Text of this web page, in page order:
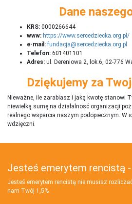
Dane
KRS: 0000266644
www: https://www.sercedziecka.org.pl/
e-mail: fundacja@sercedziecka.org.pl
Telefon: 601401101
Adres: ul. Dereniowa 2, lok.6, 02-776
Dziękujemy za
Nieważne, ile zarabiasz i jaką kwotę stanowi
niewielką sumę na działalnosć organizacji
realnego wsparcia naszym podopiecznym. W
wdzięczni.
Jesteś emerytem rencistą -
Jesteś emerytem rencistą nie musisz
nam Twój 1,5%